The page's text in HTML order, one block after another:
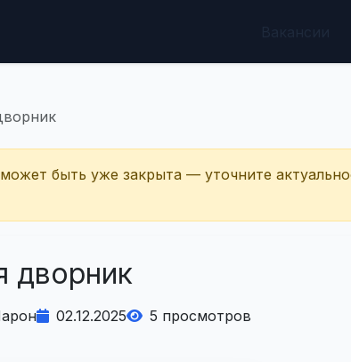
быть уже закрыта — уточните
дворник
02.12.2025 5 просмотров